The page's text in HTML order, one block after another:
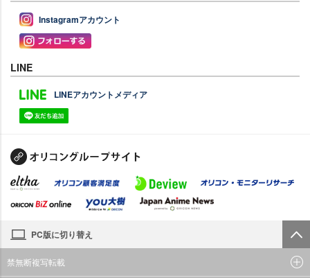
Instagramアカウント
LINE
LINEアカウントメディア
PC版に切り替え
禁無断複写転載